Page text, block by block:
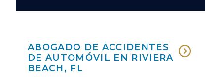
ABOGADO DE ACCIDENTES
DE AUTOMÓVIL EN RIVIERA
BEACH, FL